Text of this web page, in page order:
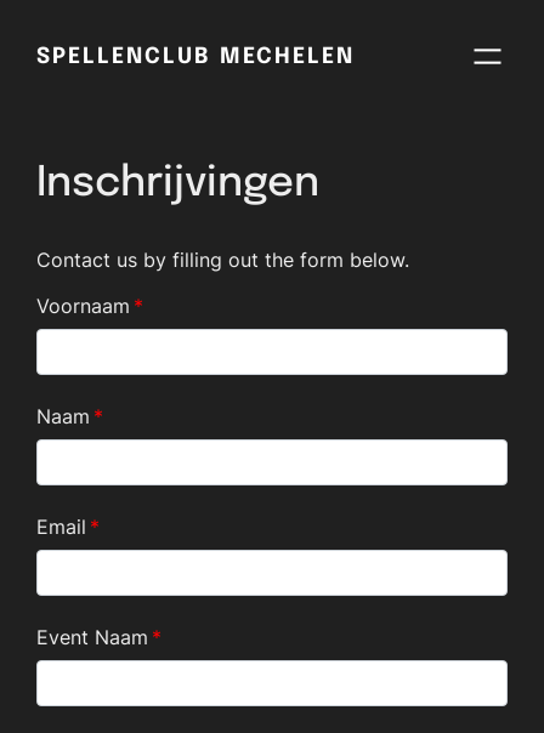
SPELLENCLUB MECHELEN
Inschrijvingen
Contact us by filling out the form below.
Voornaam *
Naam *
Email *
Event Naam *